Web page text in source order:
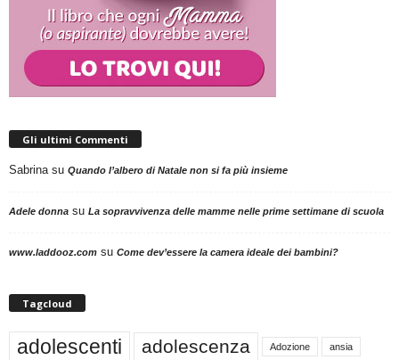
Gli ultimi Commenti
Sabrina su Quando l’albero di Natale non si fa più insieme
Adele donna su La sopravvivenza delle mamme nelle prime settimane di scuola
www.laddooz.com su Come dev’essere la camera ideale dei bambini?
Tagcloud
adolescenti adolescenza Adozione ansia